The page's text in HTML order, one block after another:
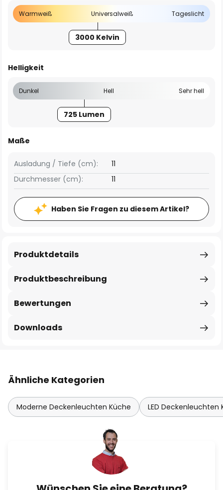
Warmweiß Universalweiß Tageslicht
3000 Kelvin
Helligkeit
Dunkel Hell Sehr hell
725 Lumen
Maße
Ausladung / Tiefe (cm):
11
Durchmesser (cm):
11
Haben Sie Fragen zu diesem Artikel?
Produktbeschreibung
Produktdetails
Bewertungen
Downloads
Ähnliche Kategorien
Moderne Deckenleuchten Küche LED Deckenleuchten